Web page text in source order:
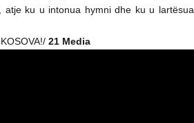
atje ku u intonua hymni dhe ku u lartësua
21 Media